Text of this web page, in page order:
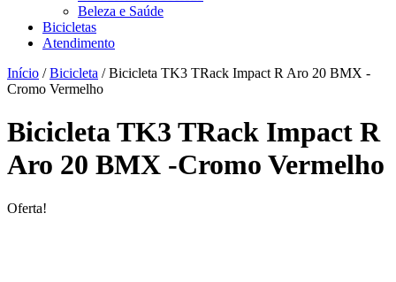
Beleza e Saúde
Bicicletas
Atendimento
Início /Bicicleta / Bicicleta TK3 TRack Impact R Aro 20 BMX -
Cromo Vermelho
Bicicleta TK3 TRack Impact R
Aro 20 BMX -Cromo Vermelho
Oferta!